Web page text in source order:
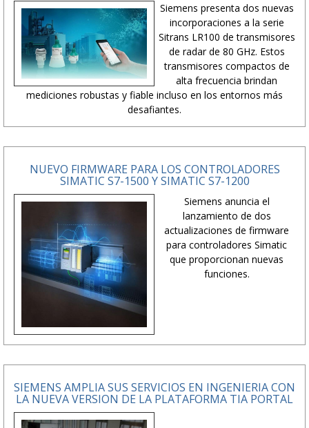
Siemens presenta dos nuevas
incorporaciones a la serie
Sitrans LR100 de transmisores
de radar de 80 GHz. Estos
transmisores compactos de
alta frecuencia brindan
mediciones robustas y fiable incluso en los entornos más
desafiantes.
NUEVO FIRMWARE PARA LOS CONTROLADORES
SIMATIC S7-1500 Y SIMATIC S7-1200
Siemens anuncia el
lanzamiento de dos
actualizaciones de firmware
para controladores Simatic
que proporcionan nuevas
funciones.
SIEMENS AMPLIA SUS SERVICIOS EN INGENIERIA CON
LA NUEVA VERSION DE LA PLATAFORMA TIA PORTAL